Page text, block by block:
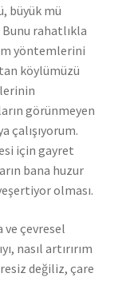
büyük mü
rahatlıkla
yöntemlerini
köylümüzü
görünmeyen
çalışıyorum.
için gayret
bana huzur
olması.
ve çevresel
nasıl artırırım
değiliz, çare